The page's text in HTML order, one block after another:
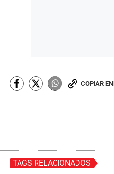
COPIAR
TAGS RELACIONADOS